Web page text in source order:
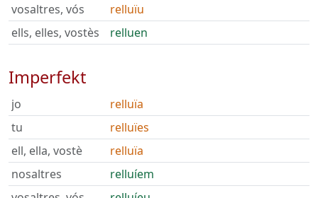
vosaltres, vós
relluïu
ells, elles, vostès
relluen
Imperfekt
jo
relluïa
tu
relluïes
ell, ella, vostè
relluïa
nosaltres
relluíem